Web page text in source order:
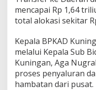
mencapai Rp 1,64
total alokasi sekitar
Kepala BPKAD
melalui Kepala Sub
Kuningan, Aga
proses penyaluran
hambatan dari pusat.